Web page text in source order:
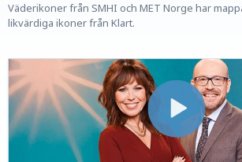
Väderikoner från SMHI och MET Norge har
likvärdiga ikoner från Klart.